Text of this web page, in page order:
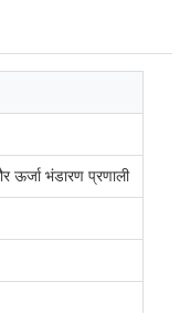
ऊर्जा भंडारण प्रणाली